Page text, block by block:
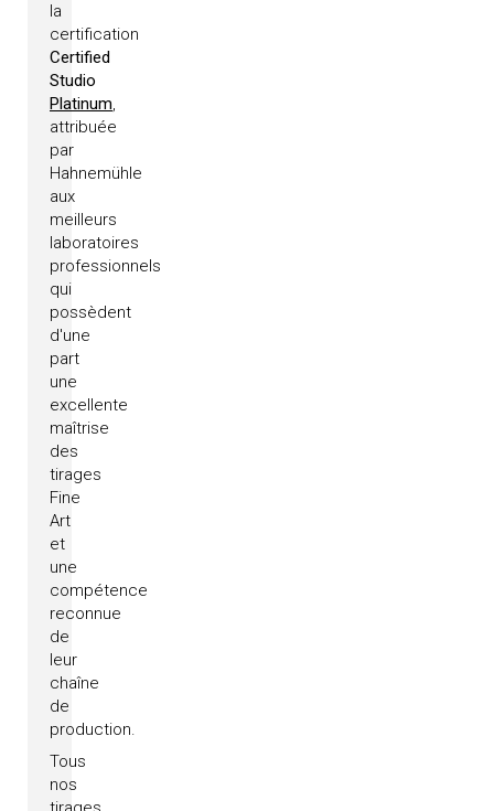
la
certification
Certified
Studio
Platinum,
attribuée
par
Hahnemühle
aux
meilleurs
laboratoires
professionnels
qui
possèdent
d'une
part
une
excellente
maîtrise
des
tirages
Fine
Art
et
une
compétence
reconnue
de
leur
chaîne
de
production.
Tous
nos